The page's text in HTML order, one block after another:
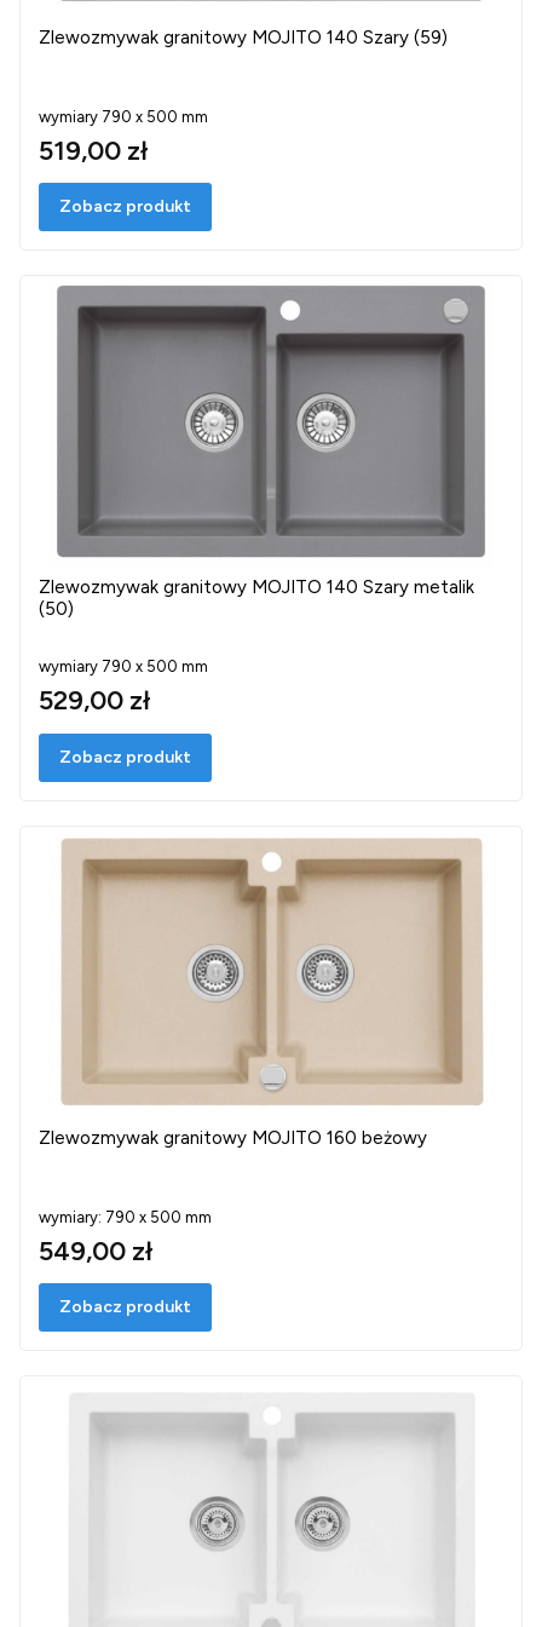
Zlewozmywak granitowy MOJITO 140 Szary (59)
wymiary 790 x 500 mm
519,00 zł
Zobacz produkt
Zlewozmywak granitowy MOJITO 140 Szary metalik
(50)
wymiary 790 x 500 mm
529,00 zł
Zobacz produkt
Zlewozmywak granitowy MOJITO 160 beżowy
wymiary: 790 x 500 mm
549,00 zł
Zobacz produkt